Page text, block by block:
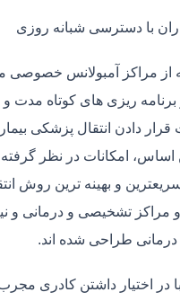
با دسترسی شبانه روزی
از مراکز آمبولانس خصوصی
برنامه ریزی های کوتاه مدت و
قرار دادن انتقال پزشکی
اساس، امکانات در نظر
و بهینه ترین روش
مراکز تشخیصی و درمانی و
طراحی شده اند.
با در اختیار داشتن کادری مجرب